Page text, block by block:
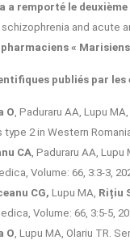
a remporté le
and acute
«
publiés par
O, Paduraru AA, Lupu
type 2 in Western
CA, Paduraru AA,
Volume: 66, 3:3-3,
CG, Lupu MA, Rițiu
Volume: 66, 3:5-5,
O, Lupu MA, Olariu TR.